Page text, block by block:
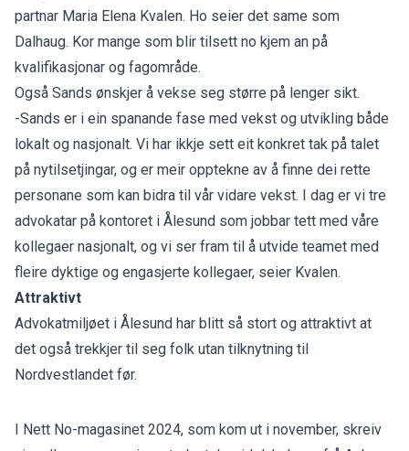
partnar Maria Elena Kvalen. Ho seier det same som
Dalhaug. Kor mange som blir tilsett no kjem an på
kvalifikasjonar og fagområde.
Også Sands ønskjer å vekse seg større på lenger sikt.
-Sands er i ein spanande fase med vekst og utvikling både
lokalt og nasjonalt. Vi har ikkje sett eit konkret tak på talet
på nytilsetjingar, og er meir opptekne av å finne dei rette
personane som kan bidra til vår vidare vekst. I dag er vi tre
advokatar på kontoret i Ålesund som jobbar tett med våre
kollegaer nasjonalt, og vi ser fram til å utvide teamet med
fleire dyktige og engasjerte kollegaer, seier Kvalen.
Attraktivt
Advokatmiljøet i Ålesund har blitt så stort og attraktivt at
det også trekkjer til seg folk utan tilknytning til
Nordvestlandet før.
I Nett No-magasinet 2024, som kom ut i november, skreiv